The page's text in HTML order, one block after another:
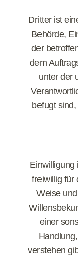
Dritter ist
Behörde,
der
dem
unter der
befugt
Einwilligung
freiwillig für
Weise
einer
verstehen